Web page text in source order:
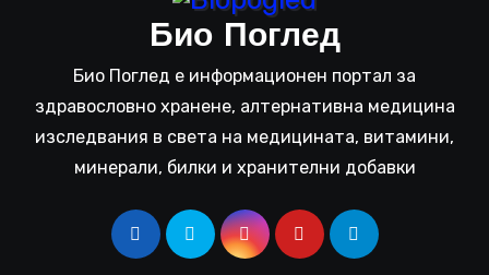
Био Поглед
Био Поглед е информационен портал за
здравословно хранене, алтернативна медицина
изследвания в света на медицината, витамини,
минерали, билки и хранителни добавки